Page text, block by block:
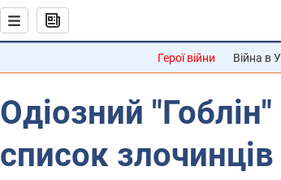
Герої війни Війна в
Одіозний
список